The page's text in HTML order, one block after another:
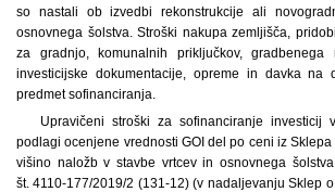
so nastali ob izvedbi rekonstrukcije ali
osnovnega šolstva. Stroški nakupa zemljišča,
za gradnjo, komunalnih priključkov, gradbenega
investicijske dokumentacije, opreme in davka na
predmet sofinanciranja.
Upravičeni stroški za sofinanciranje
podlagi ocenjene vrednosti GOI del po ceni iz
višino naložb v stavbe vrtcev in osnovnega
št. 4110-177/2019/2 (131-12) (v nadaljevanju Sklep